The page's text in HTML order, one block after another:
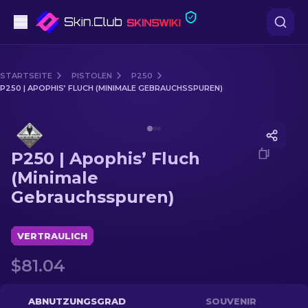
Mittelklasse
Scharfschützengewehr
Messer
Handschuh
Kisten
Andere
STARTSEITE PISTOLEN
P250
P250 | APOPHIS’ FLUCH (MINIMALE GEBRAUCHSSPUREN)
P250 | Apophis’ Fluch
(Minimale
Gebrauchsspuren)
VERTRAULICH
$81.04
ABNUTZUNGSGRAD SOUVENIR